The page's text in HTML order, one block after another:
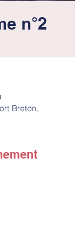
n°2
Breton,